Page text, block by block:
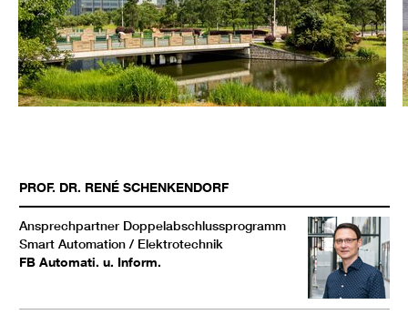
PROF. DR. RENÉ SCHENKENDORF
Ansprechpartner Doppelabschlussprogramm
Smart Automation / Elektrotechnik
FB Automati. u. Inform.